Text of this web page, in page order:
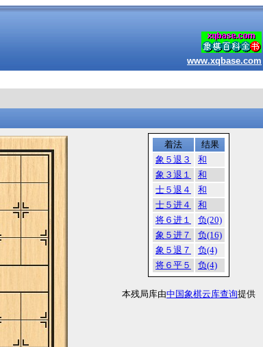
www.xqbase.com
着法
结果
象５退３
和
象３退１
和
士５退４
和
士５进４
和
将６进１
负(20)
象５进７
负(16)
象５退７
负(4)
将６平５
负(4)
本残局库由中国象棋云库查询提供